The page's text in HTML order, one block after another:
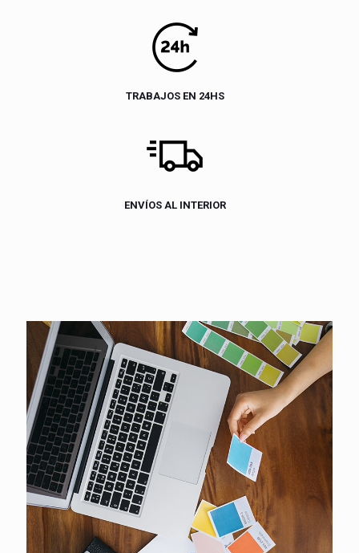
TRABAJOS EN 24HS
ENVÍOS AL INTERIOR